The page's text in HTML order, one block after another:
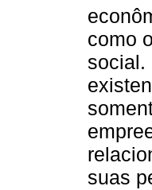
como o
social.
suas